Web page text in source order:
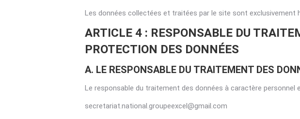
Les données collectées et traitées par le site sont exclusivement
ARTICLE 4 : RESPONSABLE DU
PROTECTION DES DONNÉES
A. LE RESPONSABLE DU TRAITEMENT DES
Le responsable du traitement des données à caractère
secretariat.national.groupeexcel@gmail.com